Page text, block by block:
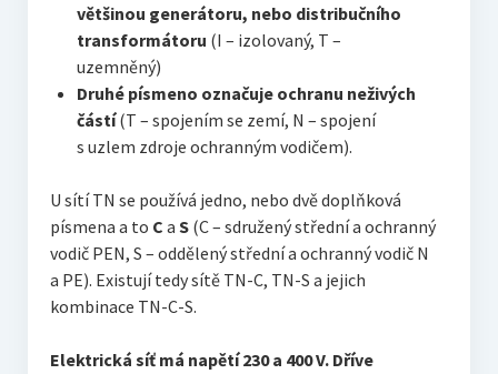
většinou generátoru, nebo distribučního
transformátoru (I – izolovaný, T –
uzemněný)
Druhé písmeno označuje ochranu neživých
částí(T – spojením se zemí, N – spojení
s uzlem zdroje ochranným vodičem).
U sítí TN se používá jedno, nebo dvě doplňková
písmena a to C a S(C – sdružený střední a ochranný
vodič PEN, S – oddělený střední a ochranný vodič N
a PE). Existují tedy sítě TN-C, TN-S a jejich
kombinace TN-C-S.
Elektrická síť má napětí 230 a 400 V. Dříve